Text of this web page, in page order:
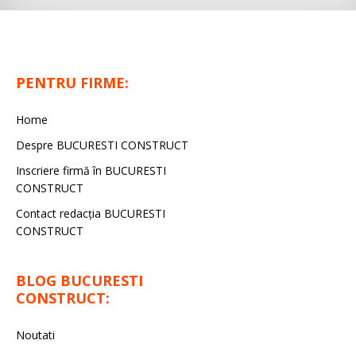
PENTRU FIRME:
Home
Despre BUCURESTI CONSTRUCT
Inscriere firmă în BUCURESTI
CONSTRUCT
Contact redacţia BUCURESTI
CONSTRUCT
BLOG BUCURESTI
CONSTRUCT:
Noutati